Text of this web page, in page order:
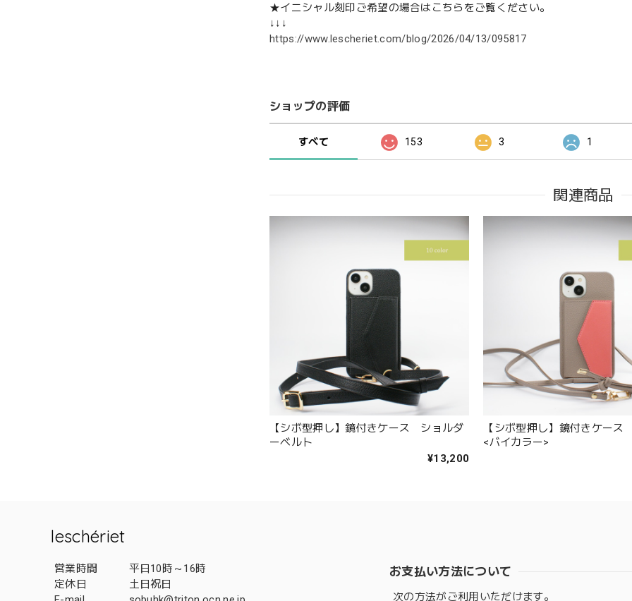
★イニシャル刻印ご希望の場合はこちらをご覧ください。
↓↓↓
https://www.lescheriet.com/blog/2026/04/13/095817
ショップの評価
すべて 153 3 1
関連商品
【シボ型押し】鏡付きケース ショルダ
ーベルト
¥13,200
【シボ型押し】鏡付きケー
<バイカラー>
leschériet
営業時間
平日10時～16時
定休日
土日祝日
お支払い方法について
次の方法がご利用いただけます。